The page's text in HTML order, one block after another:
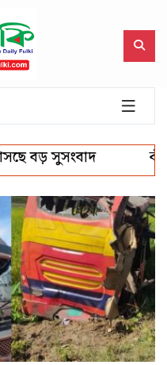
🚨কাঁঠাল থেকে তৈরি